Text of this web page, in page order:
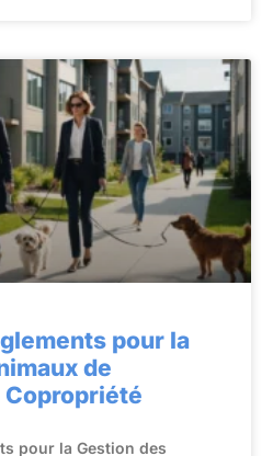
pour la
de
Copropriété
pour la Gestion des